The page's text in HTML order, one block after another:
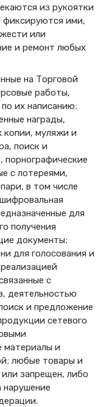
из рукоятки
фиксируются ими,
или
и ремонт любых
на Торговой
работы,
их написанию;
награды,
копии, муляжи и
поиск и
с лотереями,
в том числе
для
получения
документы;
для голосования и
с
деятельностью
и предложение
сетевого
материалы и
любые товары и
запрещен, либо
нарушение